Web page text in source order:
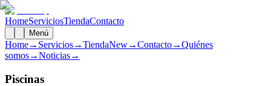
HomeServiciosTiendaContacto
Menú
Home→ Servicios→TiendaNew→Contacto→Quiénes
somos→Noticias→
Piscinas